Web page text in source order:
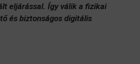
eljárással. Így válik a fizikai
és biztonságos digitális